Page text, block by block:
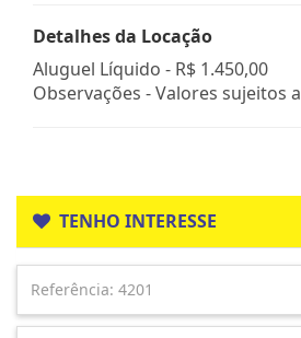
Detalhes da Locação
Aluguel Líquido - R$ 1.450,00
Observações - Valores sujeitos
TENHO INTERESSE